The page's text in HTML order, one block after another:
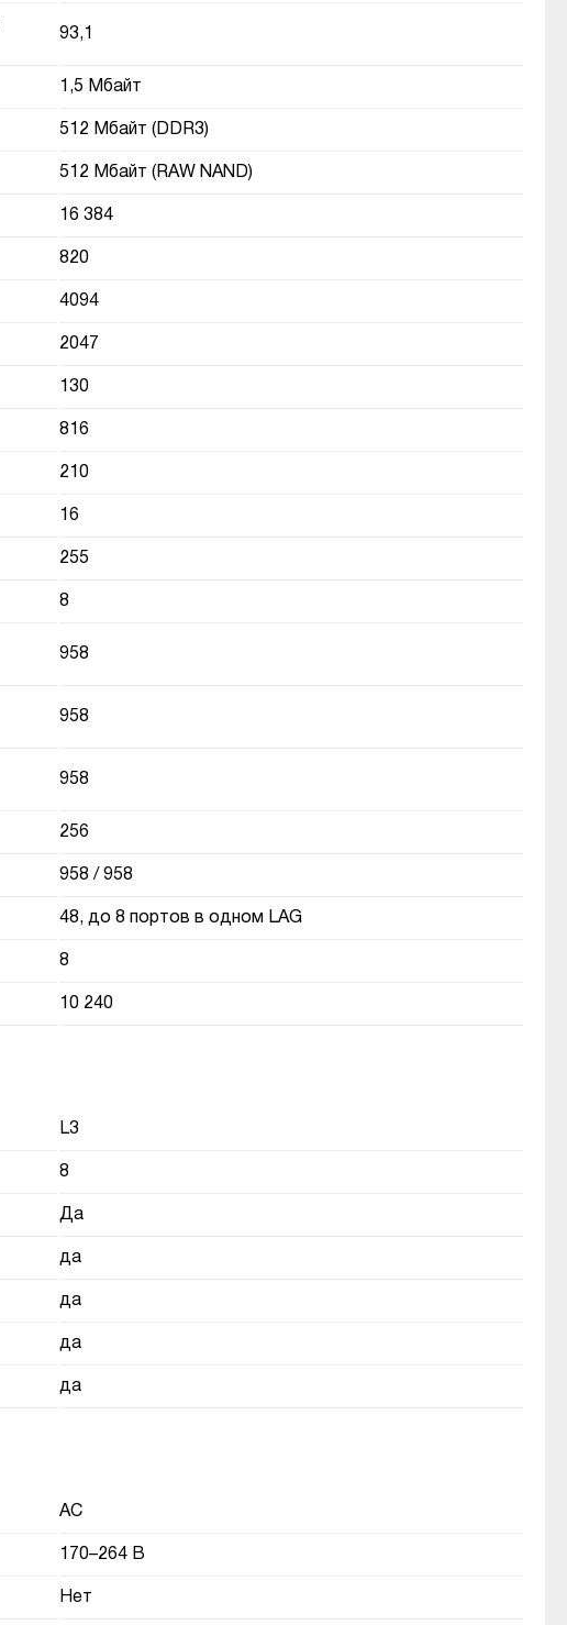
93,1
1,5 Мбайт
512 Мбайт (DDR3)
512 Мбайт (RAW NAND)
16 384
820
4094
2047
130
816
210
16
255
8
958
958
958
256
958 / 958
48, до 8 портов в одном LAG
8
10 240
L3
8
Да
да
да
да
да
AC
170–264 В
Нет